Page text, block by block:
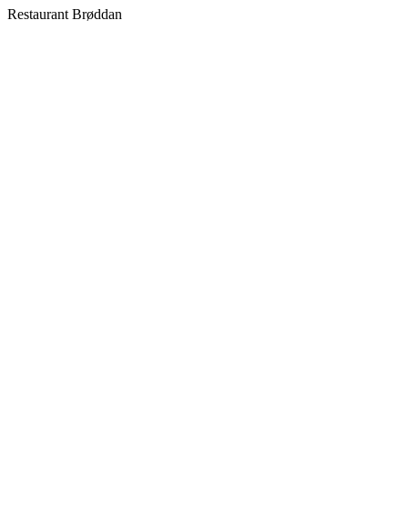
Restaurant Brøddan